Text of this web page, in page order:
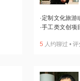
·定制文化旅游
·手工类文创项
5 人约聊过 • 评